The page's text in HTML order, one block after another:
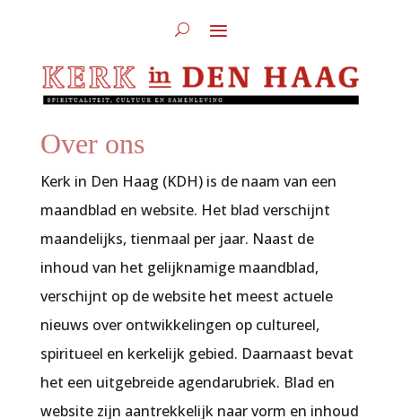
Over ons
Kerk in Den Haag (KDH) is de naam van een
maandblad en website. Het blad verschijnt
maandelijks, tienmaal per jaar. Naast de
inhoud van het gelijknamige maandblad,
verschijnt op de website het meest actuele
nieuws over ontwikkelingen op cultureel,
spiritueel en kerkelijk gebied. Daarnaast bevat
het een uitgebreide agendarubriek. Blad en
website zijn aantrekkelijk naar vorm en inhoud